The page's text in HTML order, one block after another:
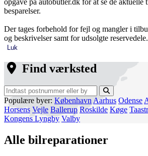
besparelser.
Der tages forbehold for fejl og mangler i
og beskrivelser samt for udsolgte reservedele.
Luk
Find værksted
Populære byer: København Aarhus Odense
Horsens Vejle Ballerup Roskilde Køge
Kongens Lyngby Valby
Alle bilreparationer